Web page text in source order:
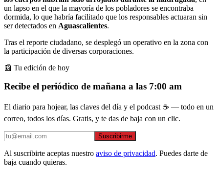
un lapso en el que la mayoría de los pobladores se encontraba
dormida, lo que habría facilitado que los responsables actuaran sin
ser detectados en Aguascalientes.
Tras el reporte ciudadano, se desplegó un operativo en la zona con
la participación de diversas corporaciones.
📰 Tu edición de hoy
Recibe el periódico de mañana a las 7:00 am
El diario para hojear, las claves del día y el podcast ☕ — todo en un
correo, todos los días. Gratis, y te das de baja con un clic.
Suscribirme
Al suscribirte aceptas nuestro aviso de privacidad. Puedes darte de
baja cuando quieras.